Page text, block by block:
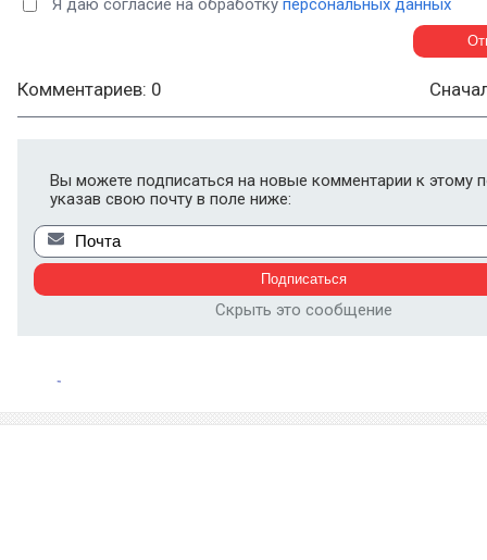
Я даю согласие на обработку персональных данных
Комментариев: 0
Вы можете подписаться на новые комментарии к этому
указав свою почту в поле ниже:
Скрыть это сообщение